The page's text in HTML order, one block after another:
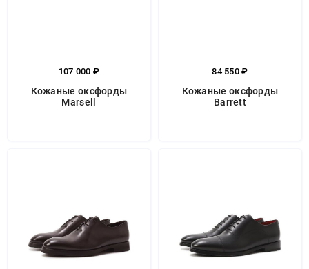
107 000 ₽
Кожаные оксфорды
Marsell
84 550 ₽
Кожаные оксфорды
Barrett